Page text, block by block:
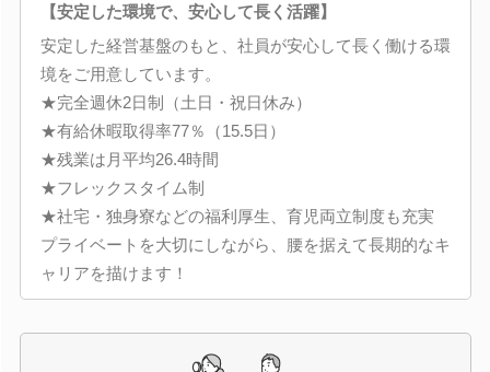
【安定した環境で、安心して長く活躍】
安定した経営基盤のもと、社員が安心して長く働ける環
境をご用意しています。
★完全週休2日制（土日・祝日休み）
★有給休暇取得率77％（15.5日）
★残業は月平均26.4時間
★フレックスタイム制
★社宅・独身寮などの福利厚生、育児両立制度も充実
プライベートを大切にしながら、腰を据えて長期的なキ
ャリアを描けます！